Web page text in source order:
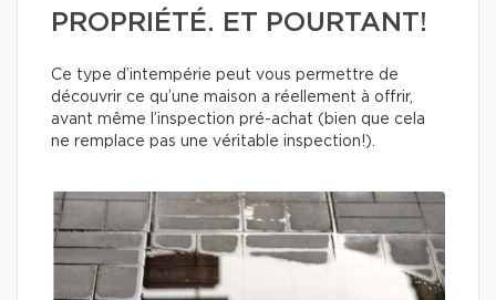
PROPRIÉTÉ. ET POURTANT!
Ce type d’intempérie peut vous permettre de
découvrir ce qu’une maison a réellement à offrir,
avant même l’inspection pré-achat (bien que cela
ne remplace pas une véritable inspection!).